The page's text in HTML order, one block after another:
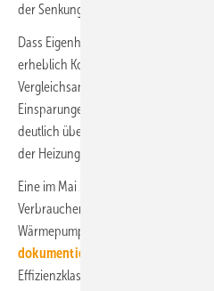
der Senkung der Energiekosten weiter.
Dass Eigenheimbesitzer beim
erheblich Kosten einsparen können,
Vergleichsanalysen. Sie ergeben
Einsparungen im Bestand. Schon
deutlich überwiegende Teil der neu
der Heizungsmodernisierung installiert.
Eine im Mai 2024 veröffentlichte
Verbraucherzentrale Rheinland-Pfalz
Wärmepumpen und Gas-Heizungen
dokumentierte Beispielrechnung
Effizienzklasse E mit 150 m2